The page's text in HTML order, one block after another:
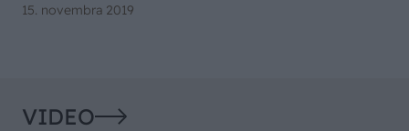
15. novembra 2019
VIDEO